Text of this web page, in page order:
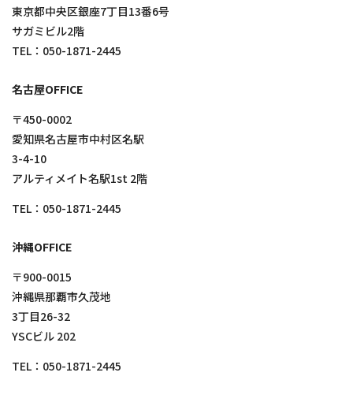
東京都中央区銀座7丁目13番6号
サガミビル2階
TEL： 050-1871-2445
名古屋OFFICE
〒450-0002
愛知県名古屋市中村区名駅
3-4-10
アルティメイト名駅1st 2階
TEL： 050-1871-2445
沖縄OFFICE
〒900-0015
沖縄県那覇市久茂地
3丁目26-32
YSCビル 202
TEL： 050-1871-2445